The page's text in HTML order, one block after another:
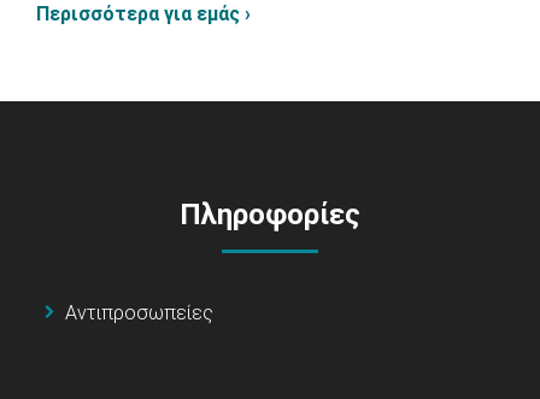
Περισσότερα για εμάς ›
Πληροφορίες
Αντιπροσωπείες